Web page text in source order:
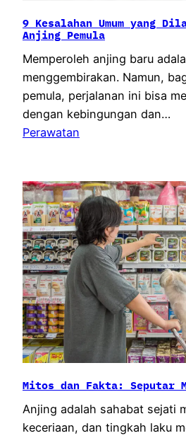
9 Kesalahan Umum yang
Anjing Pemula
Memperoleh anjing baru
menggembirakan. Namun,
pemula, perjalanan ini bisa
dengan kebingungan dan…
Perawatan
Mitos dan Fakta: Seputar
Anjing adalah sahabat sejati
keceriaan, dan tingkah laku